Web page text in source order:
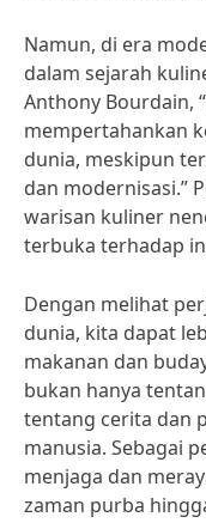
Namun, di era
dalam sejarah
Anthony Bourdain,
mempertahankan
dunia, meskipun
dan modernisasi.”
warisan kuliner
terbuka terhadap
Dengan melihat
dunia, kita dapat
makanan dan
bukan hanya
tentang cerita dan
manusia. Sebagai
menjaga dan
zaman purba